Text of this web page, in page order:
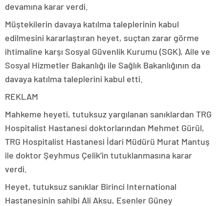
devamına karar verdi.
Müştekilerin davaya katılma taleplerinin kabul
edilmesini kararlaştıran heyet, suçtan zarar görme
ihtimaline karşı Sosyal Güvenlik Kurumu (SGK), Aile ve
Sosyal Hizmetler Bakanlığı ile Sağlık Bakanlığının da
davaya katılma taleplerini kabul etti.
REKLAM
Mahkeme heyeti, tutuksuz yargılanan sanıklardan TRG
Hospitalist Hastanesi doktorlarından Mehmet Gürül,
TRG Hospitalist Hastanesi İdari Müdürü Murat Mantuş
ile doktor Şeyhmus Çelik’in tutuklanmasına karar
verdi.
Heyet, tutuksuz sanıklar Birinci International
Hastanesinin sahibi Ali Aksu, Esenler Güney